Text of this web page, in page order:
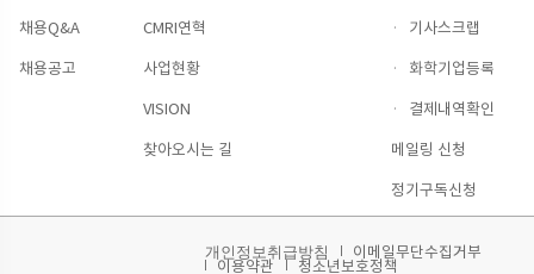
채용Q&A
채용공고
CMRI연혁
사업현황
VISION
찾아오시는 길
·
기사스크랩
·
화학기업등록
·
결제내역확인
메일링 신청
정기구독신청
개인정보취급방침 이메일무단수집거부
이용약관 청소년보호정책